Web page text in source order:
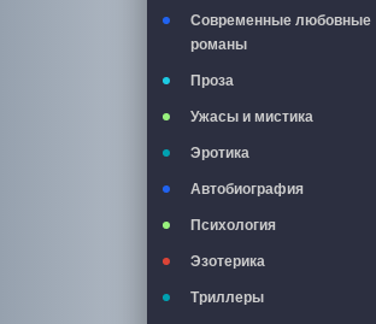
Современные любовные
романы
Проза
Ужасы и мистика
Эротика
Автобиография
Психология
Эзотерика
Триллеры